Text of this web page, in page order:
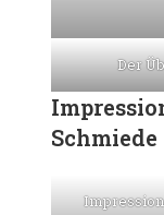
Der
Schmiede